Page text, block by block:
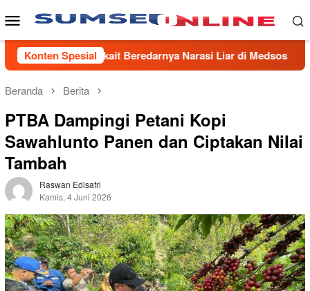
ke
Menu
Mobile
Konten Spesial
Beredarnya Narasi Liar di Medsos PTBA
Beranda Berita
PTBA Dampingi Petani Kopi
Sawahlunto Panen dan Ciptakan Nilai
Tambah
Raswan Edisafri
Kamis, 4 Juni 2026